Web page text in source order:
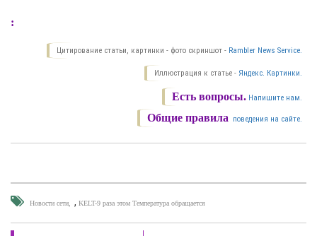
:
Цитирование статьи, картинки - фото скриншот - Rambler News Service.
Иллюстрация к статье - Яндекс. Картинки.
Есть вопросы. Напишите нам.
Общие правила поведения на сайте.
Новости сети , KELT-9 раза этом Температура обращается